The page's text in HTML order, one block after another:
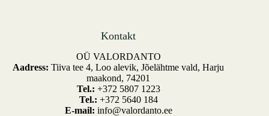
Kontakt
OÜ VALORDANTO
Aadress: Tiiva tee 4, Loo alevik, Jõelähtme vald, Harju
maakond, 74201
Tel.: +372 5807 1223
Tel.: +372 5640 184
E-mail: info@valordanto.ee